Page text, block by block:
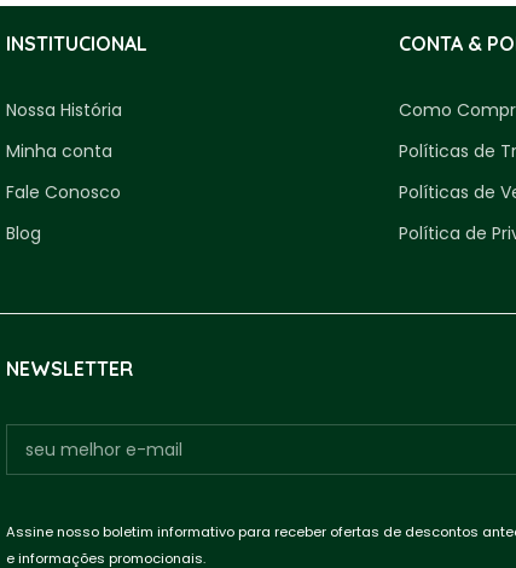
INSTITUCIONAL
Nossa História
Minha conta
Fale Conosco
Blog
CONTA &
Como
Políticas de
Políticas de
Política de
NEWSLETTER
Assine nosso boletim informativo para receber ofertas de descontos
e informações promocionais.